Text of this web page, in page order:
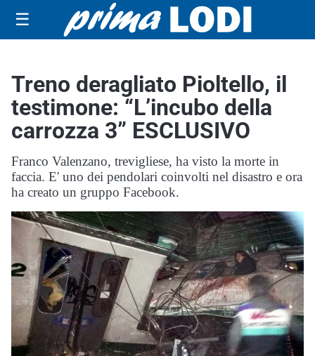
☰
Treno deragliato Pioltello, il
testimone: “L’incubo della
carrozza 3” ESCLUSIVO
Franco Valenzano, trevigliese, ha visto la morte in
faccia. E' uno dei pendolari coinvolti nel disastro e ora
ha creato un gruppo Facebook.